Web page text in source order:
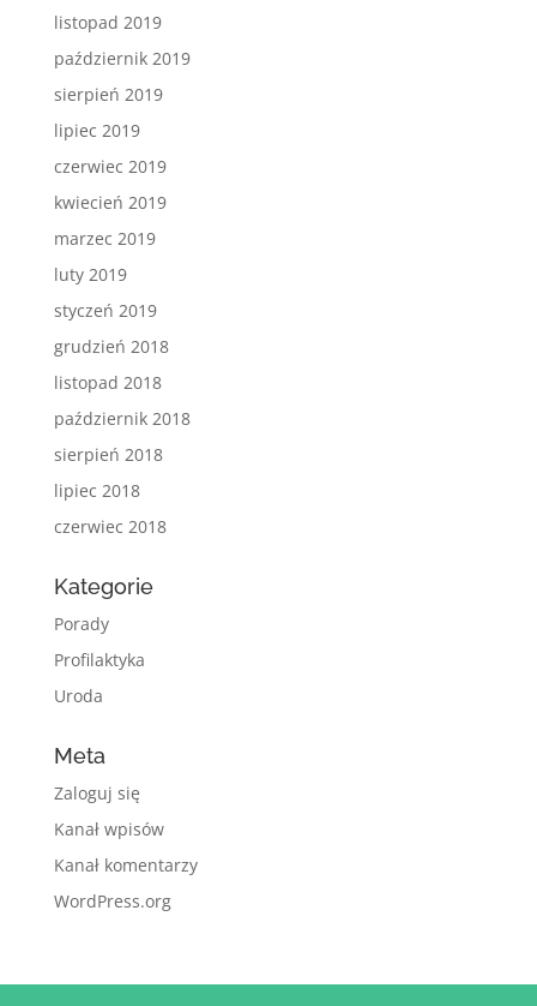
listopad 2019
październik 2019
sierpień 2019
lipiec 2019
czerwiec 2019
kwiecień 2019
marzec 2019
luty 2019
styczeń 2019
grudzień 2018
listopad 2018
październik 2018
sierpień 2018
lipiec 2018
czerwiec 2018
Kategorie
Porady
Profilaktyka
Uroda
Meta
Zaloguj się
Kanał wpisów
Kanał komentarzy
WordPress.org